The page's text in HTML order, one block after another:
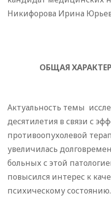
Никифорова Ирина
ОБЩАЯ
Актуальность темы
десятилетия в связи с
противоопухолевой
увеличилась
больных с этой
повысился интерес к
психическому